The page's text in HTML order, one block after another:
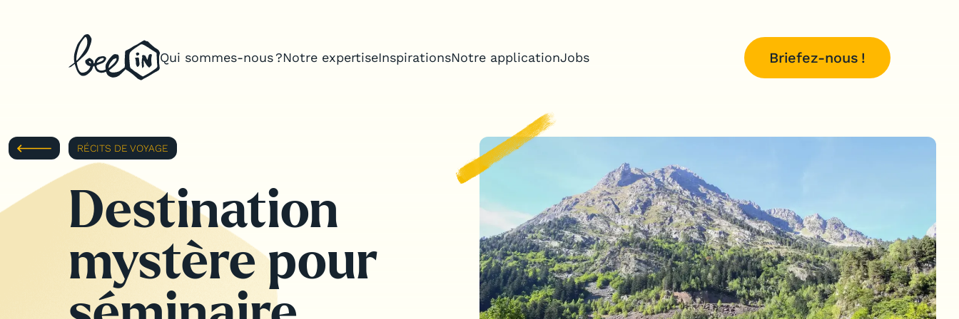
Qui sommes-nous ?
Teams building sur mesure
Organisation de séminaires d’entreprise
Organisation d’offsites & voyages incentive
Inspirations
Notre application
Qui sommes-nous ?Notre expertiseInspirationsNotre applicationJobs Briefez-nous !
RÉCITS DE VOYAGE
Destination
mystère pour